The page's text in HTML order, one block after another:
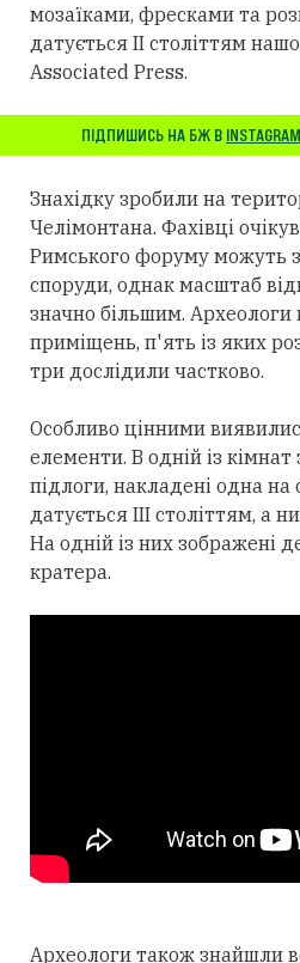
мозаїками, фресками та
датується II століттям
Associated Press.
ПІДПИШИСЬ НА БЖ В INSTAGRAM
Знахідку зробили на
Челімонтана. Фахівці
Римського форуму можуть
споруди, однак масштаб
значно більшим. Археологи
приміщень, п'ять із яких
три дослідили частково.
Особливо цінними
елементи. В одній із
підлоги, накладені одна
датується III століттям, а
На одній із них зображені
кратера.
Археологи також знайшли